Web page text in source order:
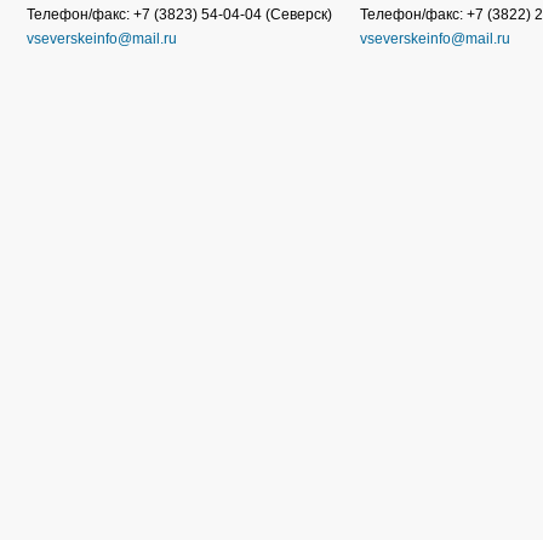
Телефон/факс: +7 (3823) 54-04-04 (Северск)
vseverskeinfo@mail.ru
Телефон/факс: +7 (3822)
vseverskeinfo@mail.ru